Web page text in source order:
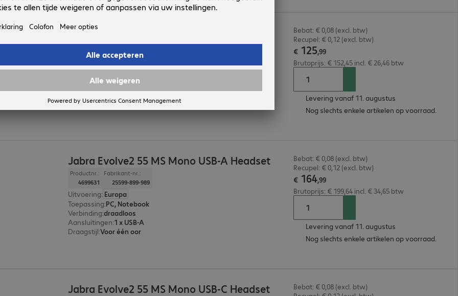
Jabra Evolve2 55 MS Mono USB-A Headset
Productnr.:
4699633
Fabrikant-nr.:
25599-899-999
Uitvoering:Europa
Verbinding: draadloos
Aansluitingen:1 x USB-A
Draagstijl:Voor één oor
Bebat: € 0,08 (excl. btw)
Recupel: € 0,12 (excl. btw)
€ 125,99
Brutoprijs: € 152,45 incl. € 26,46 btw
Levering vanaf 11. augustus
Nog slechts enkele artikelen op voorraad.
Jabra Evolve2 55 MS Mono USB-A Headset
Productnr.:
4699631
Fabrikant-nr.:
25599-899-989
Uitvoering: Europa
Toepassing:PC, Notebook
Verbinding:draadloos
Aansluitingen:1 x USB-A
Draagstijl:Voor één oor
Bebat: € 0,08 (excl. btw)
Recupel: € 0,12 (excl. btw)
€ 164,99
Brutoprijs: € 199,64 incl. € 34,65 btw
Levering vanaf 11. augustus
Nog slechts enkele artikelen op voorraad.
Jabra Evolve2 55 MS Mono USB-C Headset
Bebat: € 0,08 (excl. btw)